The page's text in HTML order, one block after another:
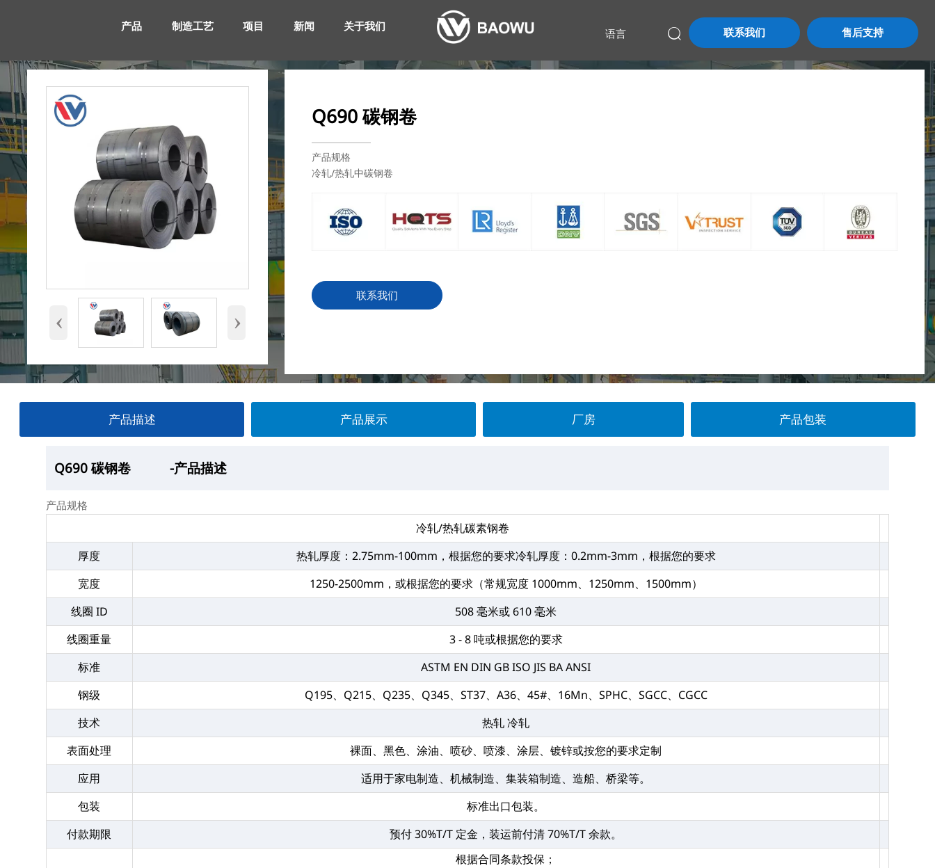
产品 制造工艺 项目 新闻 关于我们
语言  联系我们 售后支持
‹ ›
Q690 碳钢卷
产品规格
冷轧/热轧中碳钢卷
联系我们
产品描述 产品展示 厂房 产品包装
Q690 碳钢卷 -产品描述
产品规格
冷轧/热轧碳素钢卷
厚度
热轧厚度：2.75mm-100mm，根据您的要求冷轧厚度：0.2mm-3mm，根据您的要求
宽度
1250-2500mm，或根据您的要求（常规宽度 1000mm、1250mm、1500mm）
线圈 ID
508 毫米或 610 毫米
线圈重量
3 - 8 吨或根据您的要求
标准
ASTM EN DIN GB ISO JIS BA ANSI
钢级
Q195、Q215、Q235、Q345、ST37、A36、45#、16Mn、SPHC、SGCC、CGCC
技术
热轧 冷轧
表面处理
裸面、黑色、涂油、喷砂、喷漆、涂层、镀锌或按您的要求定制
应用
适用于家电制造、机械制造、集装箱制造、造船、桥梁等。
包装
标准出口包装。
付款期限
预付 30%T/T 定金，装运前付清 70%T/T 余款。
根据合同条款投保；
Q690 碳钢卷 —产品展示
Q690 碳钢卷 -厂房
Q690 碳钢卷 -产品包装